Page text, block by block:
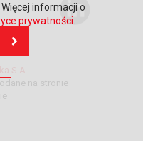
S.A.
na stronie
Więcej informacji o
prywatności